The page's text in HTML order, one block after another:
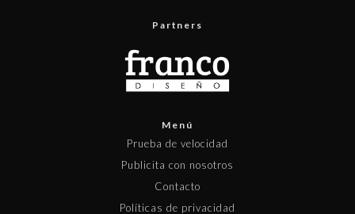
Partners
Menú
Prueba de velocidad
Publicita con nosotros
Contacto
Políticas de privacidad